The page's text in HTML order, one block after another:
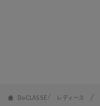
DoCLASSE レディース